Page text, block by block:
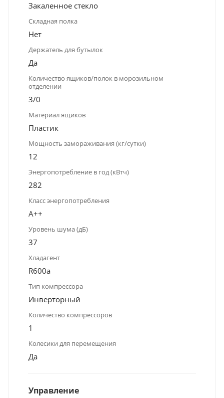
Закаленное стекло
Складная полка
Нет
Держатель для бутылок
Да
Количество ящиков/полок в морозильном
отделении
3/0
Материал ящиков
Пластик
Мощность замораживания (кг/сутки)
12
Энергопотребление в год (кВтч)
282
Класс энергопотребления
A++
Уровень шума (дБ)
37
Хладагент
R600a
Тип компрессора
Инверторный
Количество компрессоров
1
Колесики для перемещения
Да
Управление